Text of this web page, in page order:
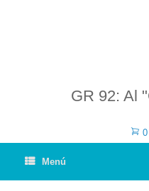
GR 92: Al
Menú